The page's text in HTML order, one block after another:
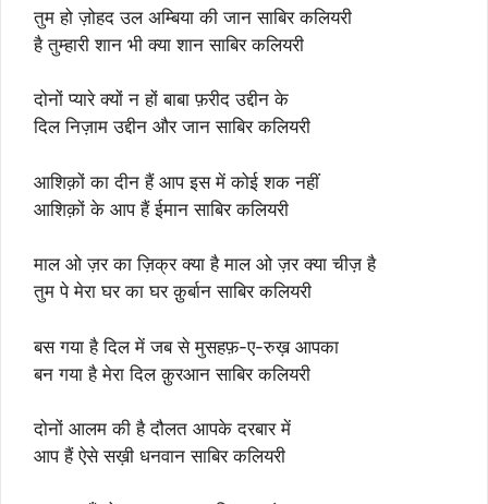
तुम हो ज़ोहद उल अम्बिया की जान साबिर कलियरी
है तुम्हारी शान भी क्या शान साबिर कलियरी
दोनों प्यारे क्यों न हों बाबा फ़रीद उद्दीन के
दिल निज़ाम उद्दीन और जान साबिर कलियरी
आशिक़ों का दीन हैं आप इस में कोई शक नहीं
आशिक़ों के आप हैं ईमान साबिर कलियरी
माल ओ ज़र का ज़िक्र क्या है माल ओ ज़र क्या चीज़ है
तुम पे मेरा घर का घर क़ुर्बान साबिर कलियरी
बस गया है दिल में जब से मुसहफ़-ए-रुख़ आपका
बन गया है मेरा दिल क़ुरआन साबिर कलियरी
दोनों आलम की है दौलत आपके दरबार में
आप हैं ऐसे सख़ी धनवान साबिर कलियरी